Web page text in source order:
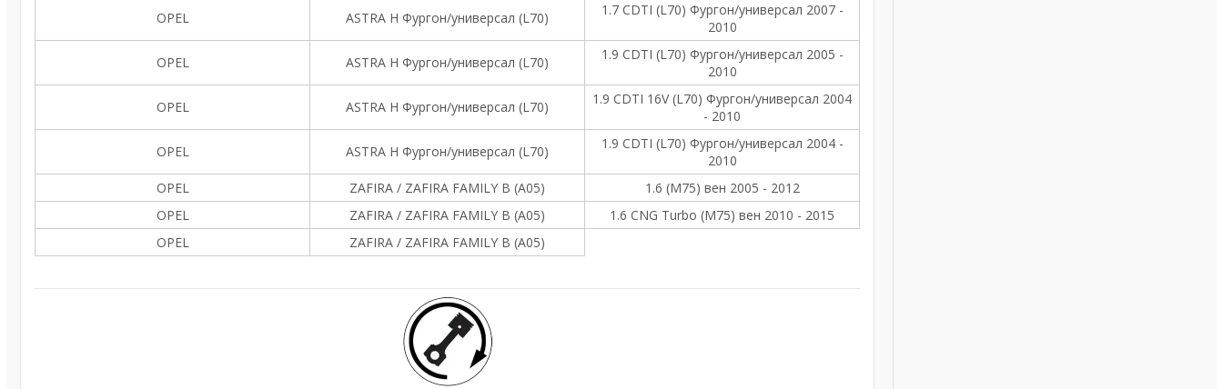
OPEL ASTRA H Фургон/универсал (L70)
1.7 CDTI (L70) Фургон/универсал 2007 -
2010
OPEL ASTRA H Фургон/универсал (L70)
1.9 CDTI (L70) Фургон/универсал 2005 -
2010
OPEL ASTRA H Фургон/универсал (L70)
1.9 CDTI 16V (L70) Фургон/универсал 2004
- 2010
OPEL ASTRA H Фургон/универсал (L70)
1.9 CDTI (L70) Фургон/универсал 2004 -
2010
OPEL
ZAFIRA / ZAFIRA FAMILY B (A05)
1.6 (M75) вен 2005 - 2012
OPEL
ZAFIRA / ZAFIRA FAMILY B (A05)
1.6 CNG Turbo (M75) вен 2010 - 2015
OPEL
ZAFIRA / ZAFIRA FAMILY B (A05)